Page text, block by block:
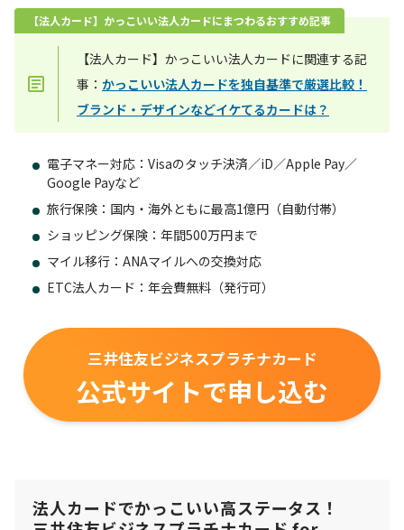
【法人カード】かっこいい法人カードにまつわるおすすめ記事
【法人カード】かっこいい法人カードに関連する記
事： かっこいい法人カードを独自基準で厳選比較！
ブランド・デザインなどイケてるカードは？
電子マネー対応：Visaのタッチ決済／iD／Apple Pay／
Google Payなど
旅行保険：国内・海外ともに最高1億円（自動付帯）
ショッピング保険：年間500万円まで
マイル移行：ANAマイルへの交換対応
ETC法人カード：年会費無料（発行可）
三井住友ビジネスプラチナカード
公式サイトで申し込む
法人カードでかっこいい高ステータス！